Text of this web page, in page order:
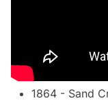
1864 - Sand